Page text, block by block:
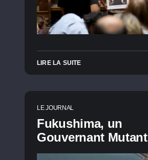
LIRE LA SUITE
LE JOURNAL
Fukushima, un
Gouvernant Mutant